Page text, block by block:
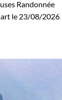
lacs
Randonnée
le 23/08/2026